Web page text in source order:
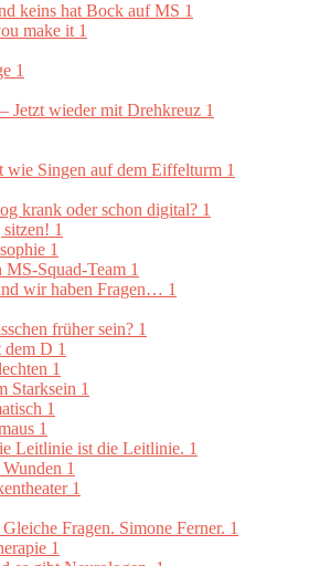
keins hat Bock auf MS 1
make it 1
1
Jetzt wieder mit Drehkreuz 1
wie Singen auf dem Eiffelturm 1
krank oder schon digital? 1
1
1
Squad-Team 1
wir haben Fragen… 1
früher sein? 1
dem D 1
1
Starksein 1
1
1
Leitlinie ist die Leitlinie. 1
1
1
Fragen. Simone Ferner. 1
1